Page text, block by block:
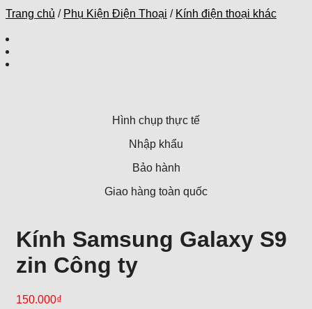
Trang chủ / Phụ Kiện Điện Thoại / Kính điện thoại khác
Hình chụp thực tế
Nhập khẩu
Bảo hành
Giao hàng toàn quốc
Kính Samsung Galaxy S9
zin Công ty
150.000₫